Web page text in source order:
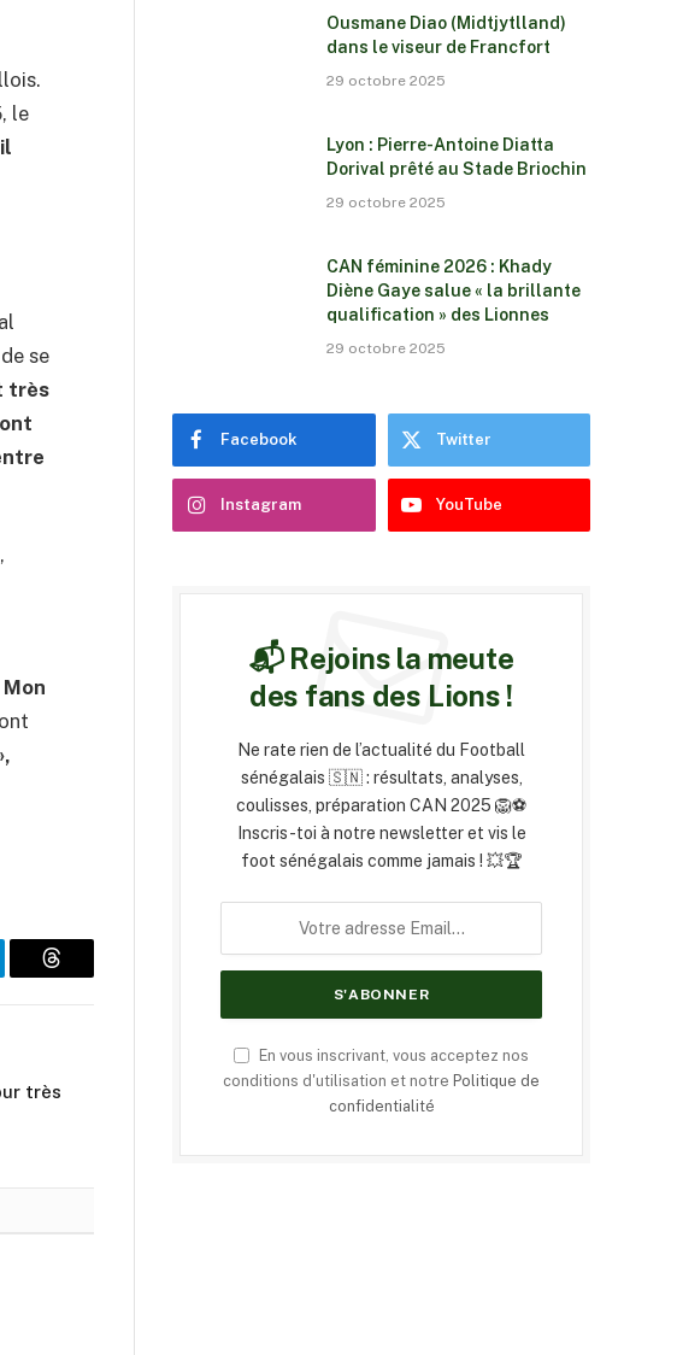
le
se
très
Mon
Threads
très
Ousmane Diao (Midtjytlland)
dans le viseur de Francfort
29 octobre 2025
Lyon : Pierre-Antoine Diatta
Dorival prêté au Stade Briochin
29 octobre 2025
CAN féminine 2026 : Khady
Diène Gaye salue « la brillante
qualification » des Lionnes
29 octobre 2025
Facebook Twitter
Instagram YouTube
📬 Rejoins la meute
des fans des Lions !
Ne rate rien de l’actualité du Football
sénégalais 🇸🇳 : résultats, analyses,
coulisses, préparation CAN 2025 🦁⚽
Inscris-toi à notre newsletter et vis le
foot sénégalais comme jamais ! 💥🏆
En vous inscrivant, vous acceptez nos
conditions d'utilisation et notre Politique de
confidentialité